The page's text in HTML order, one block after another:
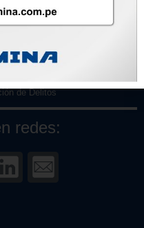
de Delitos
redes: